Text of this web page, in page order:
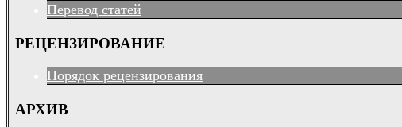
Перевод статей
РЕЦЕНЗИРОВАНИЕ
Порядок рецензирования
АРХИВ